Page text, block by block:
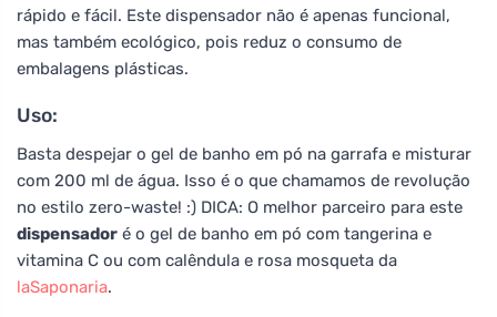
rápido e fácil. Este dispensador não é apenas funcional,
mas também ecológico, pois reduz o consumo de
embalagens plásticas.
Uso:
Basta despejar o gel de banho em pó na garrafa e misturar
com 200 ml de água. Isso é o que chamamos de revolução
no estilo zero-waste! :) DICA: O melhor parceiro para este
dispensador é o gel de banho em pó com tangerina e
vitamina C ou com calêndula e rosa mosqueta da
laSaponaria.